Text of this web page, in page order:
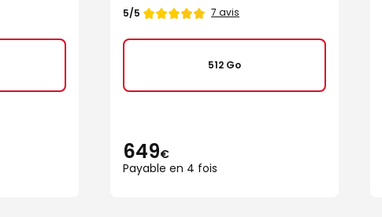
Note
5/5 7 avis
512 Go
649€
Payable en 4 fois